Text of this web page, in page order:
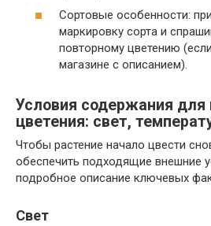
Сортовые особенности:
маркировку сорта и
повторному цветению
магазине с описанием).
Условия содержания для
цветения: свет,
Чтобы растение начало цвести
обеспечить подходящие внешние
подробное описание ключевых
Свет